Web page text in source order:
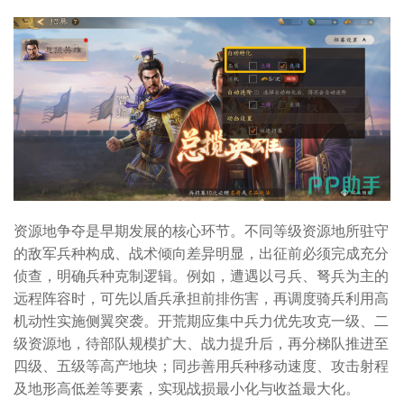
资源地争夺是早期发展的核心环节。不同等级资源地所驻守
的敌军兵种构成、战术倾向差异明显，出征前必须完成充分
侦查，明确兵种克制逻辑。例如，遭遇以弓兵、弩兵为主的
远程阵容时，可先以盾兵承担前排伤害，再调度骑兵利用高
机动性实施侧翼突袭。开荒期应集中兵力优先攻克一级、二
级资源地，待部队规模扩大、战力提升后，再分梯队推进至
四级、五级等高产地块；同步善用兵种移动速度、攻击射程
及地形高低差等要素，实现战损最小化与收益最大化。